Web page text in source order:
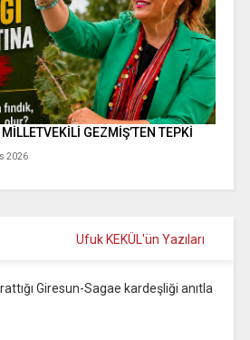
GEZMİŞ’TEN TEPKİ
2026
Ufuk KEKÜL'ün Yazıları
Giresun-Sagae kardeşliği anıtla